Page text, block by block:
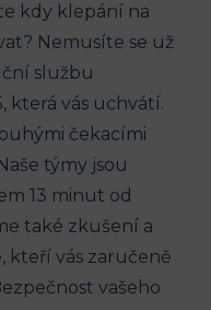
kdy klepání na
Nemusíte se‌ už
službu⁣
která vás uchvátí.
čekacími
týmy‍ jsou
13 minut od
také zkušení a
kteří vás zaručeně
vašeho⁢